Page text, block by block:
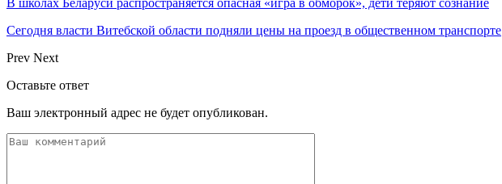
В школах Беларуси распространяется опасная «игра в обморок», дети теряют сознание
Сегодня власти Витебской области подняли цены на проезд в общественном транспорте
Prev Next
Оставьте ответ
Ваш электронный адрес не будет опубликован.